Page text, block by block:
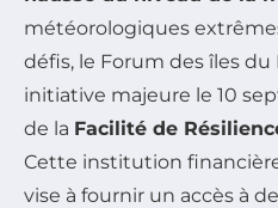
météorologiques
défis, le Forum des îles
initiative majeure le 10
de la Facilité de
Cette institution
vise à fournir un accès à